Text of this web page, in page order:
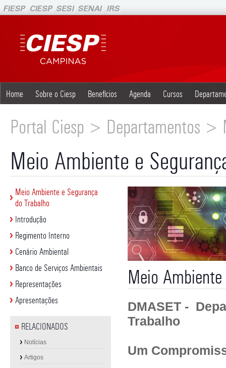
Home Sobre o Ciesp Benefícios Agenda Cursos
Portal Ciesp > Departamentos >
Meio Ambiente e
Meio Ambiente e Segurança
do Trabalho
Introdução
Regimento Interno
Cenário Ambiental
Banco de Serviços Ambientais
Representações
Apresentações
RELACIONADOS
Notícias
Artigos
Meio
DMASET -
Trabalho
Um